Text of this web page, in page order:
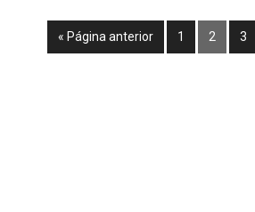
« Página anterior 1 2 3